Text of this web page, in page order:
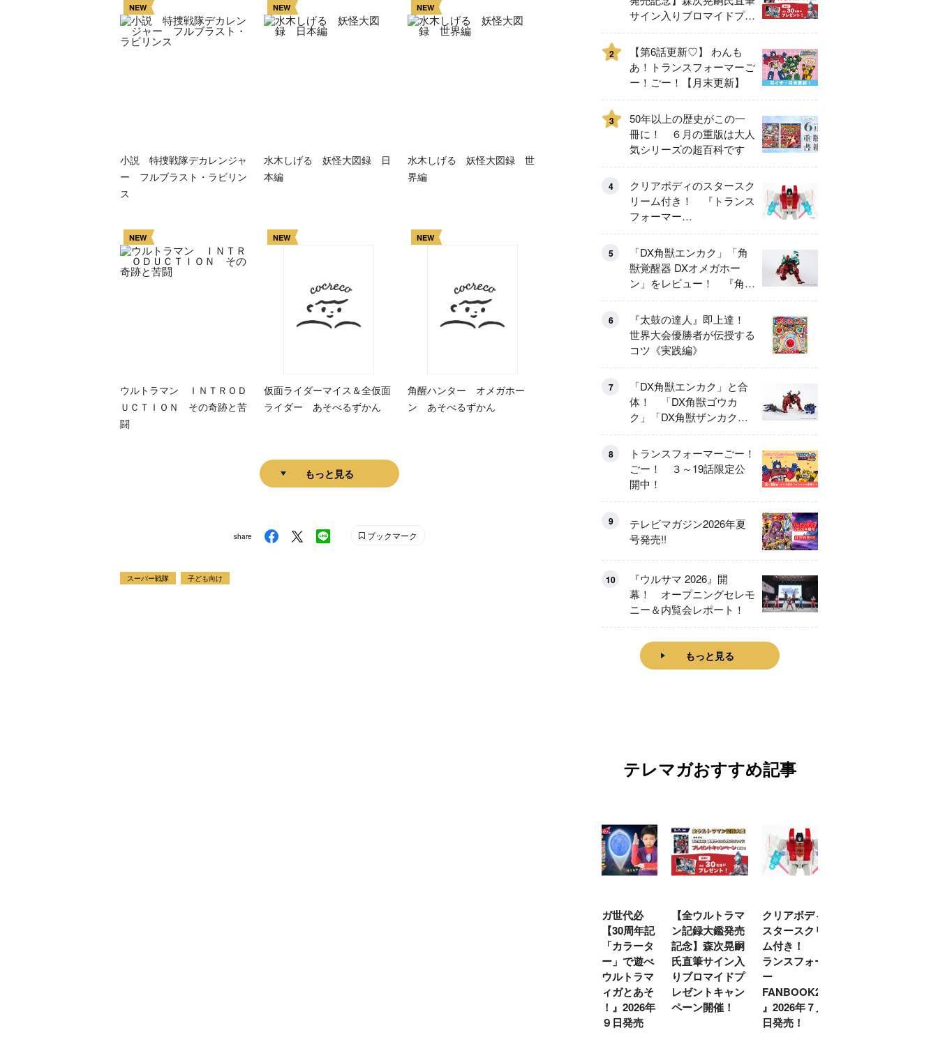
NEW
小説 特捜戦隊デカレンジャ
ー フルブラスト・ラビリン
ス
NEW
水木しげる 妖怪大図録 日
本編
NEW
水木しげる 妖怪大図録 世
界編
NEW
ウルトラマン ＩＮＴＲＯＤ
ＵＣＴＩＯＮ その奇跡と苦
闘
NEW
仮面ライダーマイス＆全仮面
ライダー あそべるずかん
NEW
角醒ハンター オメガホー
ン あそべるずかん
もっと見る
share ブックマーク
スーパー戦隊 子ども向け
サイン入りブロマイドプレ
ゼントキャンペーン開催！
2
【第6話更新♡】 わんも
あ！トランスフォーマーご
ー！ごー！【月末更新】
3
50年以上の歴史がこの一
冊に！ ６月の重版は大人
気シリーズの超百科です
4
クリアボディのスタースク
リーム付き！ 『トランス
フォーマー
FANBOOK2026』2026年
７月31日発売！
5
「DX角獣エンカク」「角
獣覚醒器 DXオメガホー
ン」をレビュー！ 『角醒
ハンター オメガホーン』
の玩具展開がスタート！
6
『太鼓の達人』即上達！
世界大会優勝者が伝授する
コツ《実践編》
7
「DX角獣エンカク」と合
体！ 「DX角獣ゴウカ
ク」「DX角獣ザンカク」
をレビュー！
8
トランスフォーマーごー！
ごー！ ３～19話限定公
開中！
9
テレビマガジン2026年夏
号発売!!
10
『ウルサマ 2026』開
幕！ オープニングセレモ
ニー＆内覧会レポート！
もっと見る
テレマガおすすめ記事
ティガ世代必
見！【30周年記
念】「カラータ
イマー」で遊べ
る『ウルトラマ
ンティガとあそ
ぼう！』2026年
７月９日発売
【全ウルトラマ
ン記録大鑑発売
記念】森次晃嗣
氏直筆サイン入
りブロマイドプ
レゼントキャン
ペーン開催！
クリアボディの
スタースクリー
ム付き！ 『ト
ランスフォーマ
ー
FANBOOK2026
』2026年７月31
日発売！